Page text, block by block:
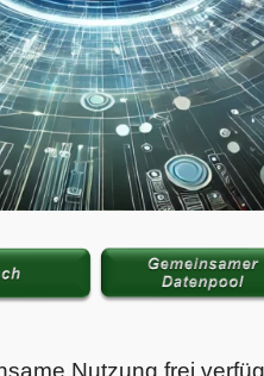
Nutzung frei